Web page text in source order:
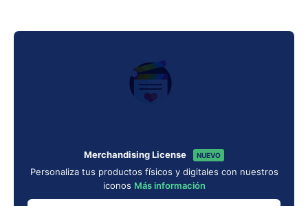
Merchandising License NUEVO
Personaliza tus productos físicos y digitales con nuestros
iconos Más información